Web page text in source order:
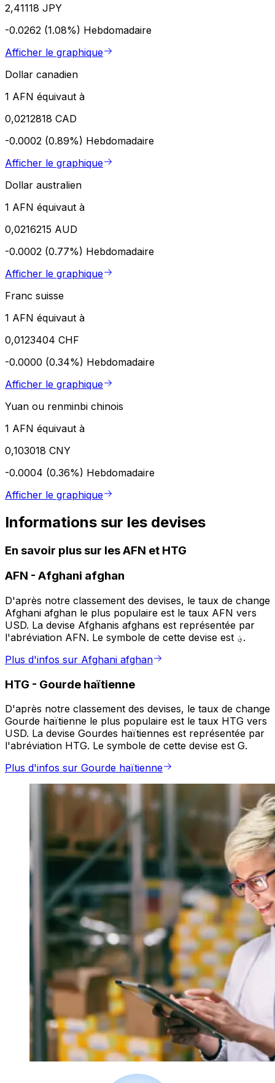
2,41118 JPY
-0.0262 (1.08%) Hebdomadaire
Afficher le graphique
Dollar canadien
1 AFN équivaut à
0,0212818 CAD
-0.0002 (0.89%) Hebdomadaire
Afficher le graphique
Dollar australien
1 AFN équivaut à
0,0216215 AUD
-0.0002 (0.77%) Hebdomadaire
Afficher le graphique
Franc suisse
1 AFN équivaut à
0,0123404 CHF
-0.0000 (0.34%) Hebdomadaire
Afficher le graphique
Yuan ou renminbi chinois
1 AFN équivaut à
0,103018 CNY
-0.0004 (0.36%) Hebdomadaire
Afficher le graphique
Informations sur les devises
En savoir plus sur les AFN et HTG
AFN - Afghani afghan
D'après notre classement des devises, le taux de change
Afghani afghan le plus populaire est le taux AFN vers
USD. La devise Afghanis afghans est représentée par
l'abréviation AFN. Le symbole de cette devise est ؋.
Plus d'infos sur Afghani afghan
HTG - Gourde haïtienne
D'après notre classement des devises, le taux de change
Gourde haïtienne le plus populaire est le taux HTG vers
USD. La devise Gourdes haïtiennes est représentée par
l'abréviation HTG. Le symbole de cette devise est G.
Plus d'infos sur Gourde haïtienne